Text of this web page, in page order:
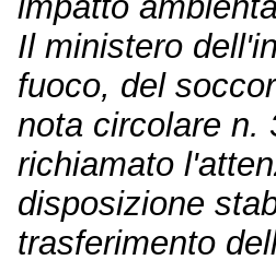
Il ministero
fuoco, del
nota circolare n.
richiamato
disposizione
trasferimento